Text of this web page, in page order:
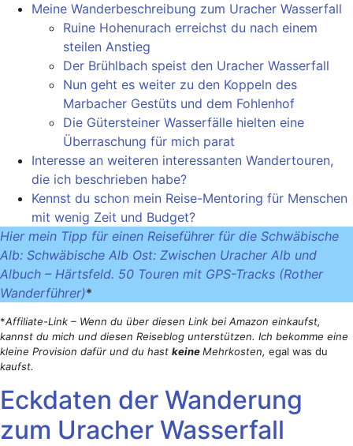
Meine Wanderbeschreibung zum Uracher Wasserfall
Ruine Hohenurach erreichst du nach einem
steilen Anstieg
Der Brühlbach speist den Uracher Wasserfall
Nun geht es weiter zu den Koppeln des
Marbacher Gestüts und dem Fohlenhof
Die Gütersteiner Wasserfälle hielten eine
Überraschung für mich parat
Interesse an weiteren interessanten Wandertouren,
die ich beschrieben habe?
Kennst du schon mein Reise-Mentoring für Menschen
mit wenig Zeit und Budget?
Hier mein Tipp für einen Reiseführer für die Schwäbische
Alb: Schwäbische Alb Ost: Zwischen Uracher Alb und
Albuch – Härtsfeld. 50 Touren mit GPS-Tracks (Rother
Wanderführer)*
*Affiliate-Link – Wenn du über diesen Link bei Amazon einkaufst,
kannst du mich und diesen Reiseblog unterstützen. Ich bekomme eine
kleine Provision dafür und du hast keineMehrkosten, egal was du
kaufst.
Eckdaten der Wanderung
zum Uracher Wasserfall